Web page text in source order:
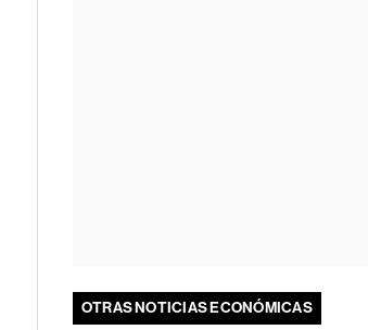
OTRAS NOTICIAS ECONÓMICAS